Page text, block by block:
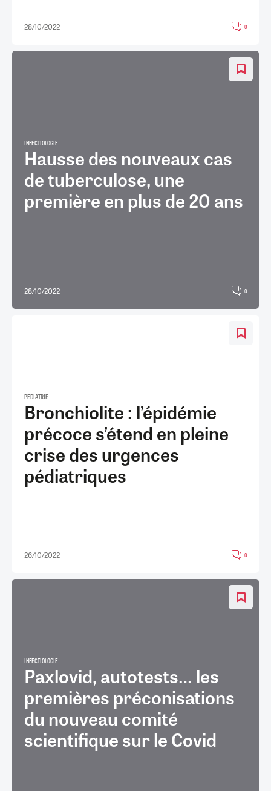
28/10/2022 0
INFECTIOLOGIE
Hausse des nouveaux cas
de tuberculose, une
première en plus de 20 ans
28/10/2022 0
PÉDIATRIE
Bronchiolite : l’épidémie
précoce s’étend en pleine
crise des urgences
pédiatriques
26/10/2022 0
INFECTIOLOGIE
Paxlovid, autotests… les
premières préconisations
du nouveau comité
scientifique sur le Covid